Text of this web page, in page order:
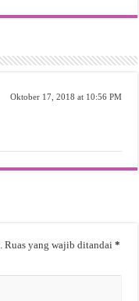
Oktober 17, 2018 at 10:56 PM
Ruas yang wajib ditandai*